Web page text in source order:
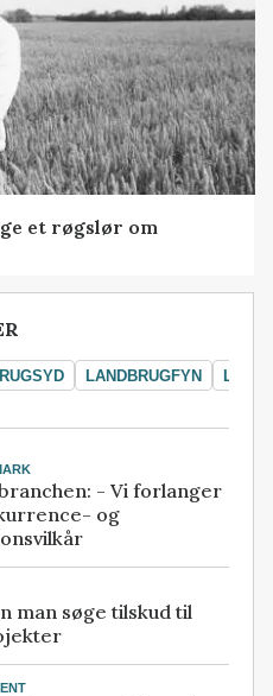
et røgslør om
LANDBRUGFYN
- Vi forlanger
og
man søge tilskud til